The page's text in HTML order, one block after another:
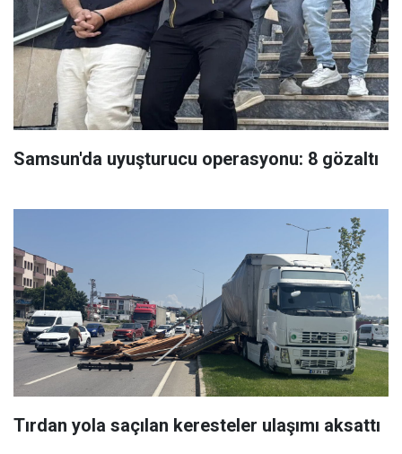
Samsun'da uyuşturucu operasyonu: 8 gözaltı
Tırdan yola saçılan keresteler ulaşımı aksattı